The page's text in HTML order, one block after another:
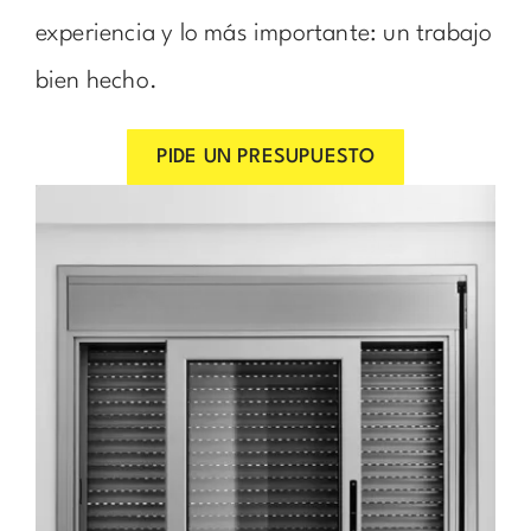
experiencia y lo más importante: un trabajo
bien hecho.
PIDE UN PRESUPUESTO